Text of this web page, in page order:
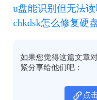
u盘能识别但无法
chkdsk怎么修复硬
如果您觉得这篇文章
紧分享给他们吧：
点